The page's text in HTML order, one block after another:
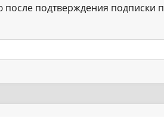
подтверждения подписки